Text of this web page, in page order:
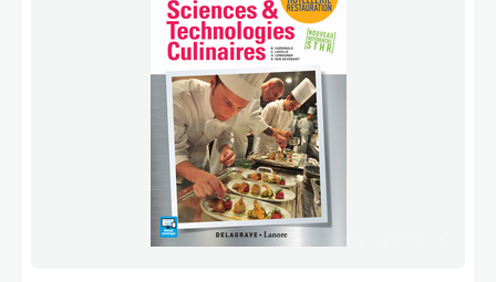
Voir la démo
Extrait
Commander l'article